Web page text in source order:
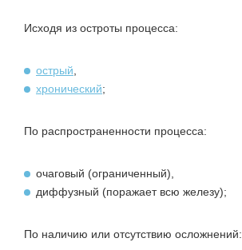
Исходя из остроты процесса:
острый
хронический;
По распространенности процесса:
очаговый (ограниченный),
диффузный (поражает всю железу);
По наличию или отсутствию осложнений: